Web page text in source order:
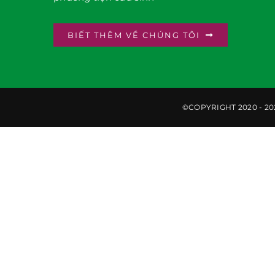
BIẾT THÊM VỀ CHÚNG TÔI
©COPYRIGHT 2020 -